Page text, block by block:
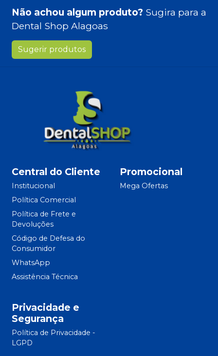
Não achou algum produto? Sugira para a
Dental Shop Alagoas
Sugerir produtos
Central do Cliente
Institucional
Política Comercial
Política de Frete e
Devoluções
Código de Defesa do
Consumidor
WhatsApp
Assistência Técnica
Promocional
Mega Ofertas
Privacidade e
Segurança
Política de Privacidade -
LGPD